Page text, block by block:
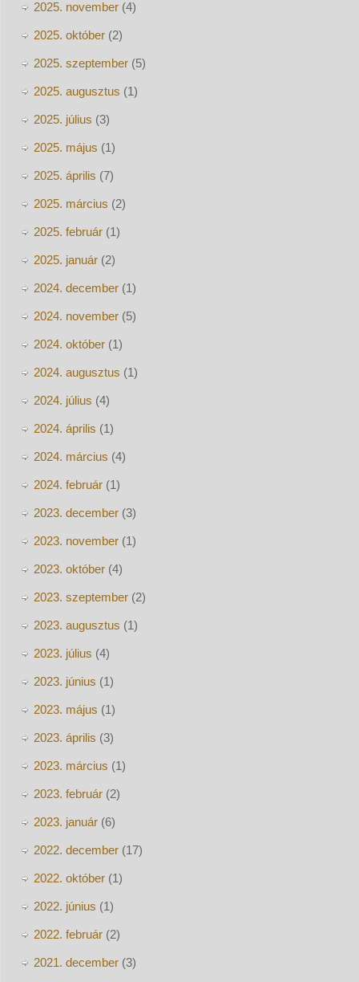
2025. november(4)
2025. október(2)
2025. szeptember(5)
2025. augusztus (1)
2025. július (3)
2025. május (1)
2025. április (7)
2025. március (2)
2025. február(1)
2025. január(2)
2024. december(1)
2024. november(5)
2024. október(1)
2024. augusztus (1)
2024. július (4)
2024. április (1)
2024. március (4)
2024. február(1)
2023. december(3)
2023. november(1)
2023. október(4)
2023. szeptember(2)
2023. augusztus (1)
2023. július (4)
2023. június (1)
2023. május (1)
2023. április (3)
2023. március (1)
2023. február(2)
2023. január(6)
2022. december(17)
2022. október(1)
2022. június (1)
2022. február(2)
2021. december(3)